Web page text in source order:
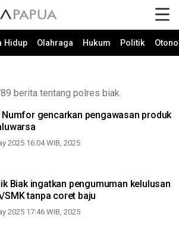
Hidup Olahraga Hukum Politik
berita tentang polres biak.
Numfor gencarkan pengawasan produk
2025 16:04 WIB, 2025
Biak ingatkan pengumuman kelulusan
SMK tanpa coret baju
2025 17:46 WIB, 2025